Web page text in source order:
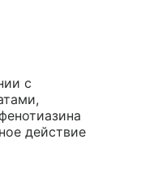
с
действие